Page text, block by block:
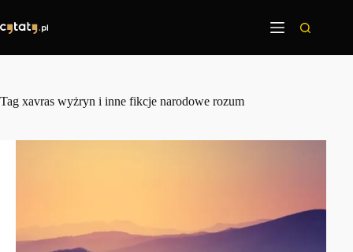
treści
Tag xavras wyżryn i inne fikcje narodowe rozum